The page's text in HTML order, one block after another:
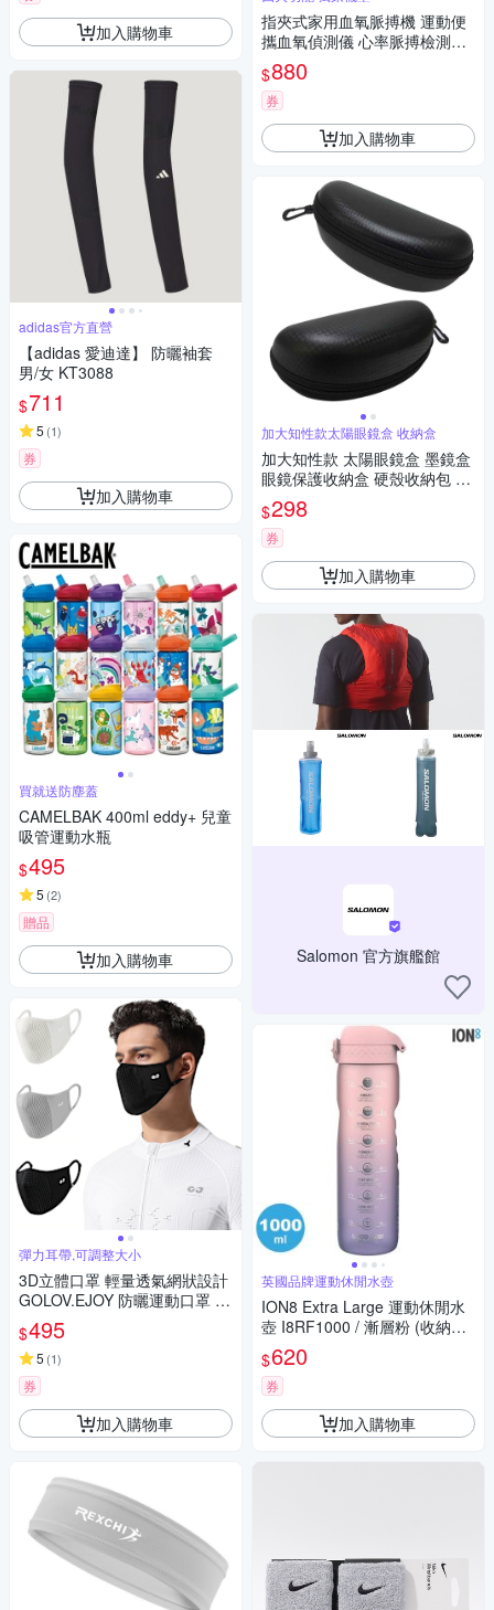
加入購物車
adidas官方直營
【adidas 愛迪達】 防曬袖套
男/女 KT3088
$711
5 (1)
券
加入購物車
買就送防塵蓋
CAMELBAK 400ml eddy+ 兒童
吸管運動水瓶
$495
5 (2)
贈品
加入購物車
彈力耳帶,可調整大小
3D立體口罩 輕量透氣網狀設計
GOLOV.EJOY 防曬運動口罩 騎
車 自行車 跑步 高爾夫 登山 戶
外 親膚舒適有質感 防塵 涼感口
罩 超值2入組!!
$495
5 (1)
券
加入購物車
指夾式家用血氧脈搏機 運動便
攜血氧偵測儀 心率脈搏檢測儀
（白）
$880
券
加入購物車
加大知性款太陽眼鏡盒 收納盒
加大知性款 太陽眼鏡盒 墨鏡盒
眼鏡保護收納盒 硬殼收納包 防
撞包(附掛勾)
$298
券
加入購物車
Salomon 官方旗艦館
英國品牌運動休閒水壺
ION8 Extra Large 運動休閒水
壺 I8RF1000 / 漸層粉 (收納扣
環)
$620
券
加入購物車